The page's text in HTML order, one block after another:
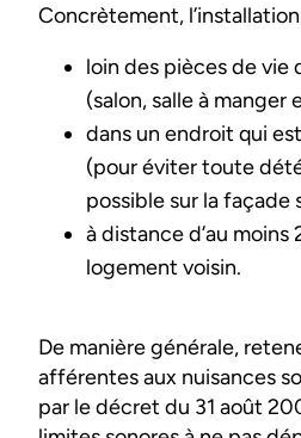
Concrètement,
loin des pièces de vie
(salon, salle à manger
dans un endroit qui
(pour éviter toute
possible sur la façade
à distance d’au moins
logement voisin.
De manière générale,
afférentes aux nuisances
par le décret du 31 août